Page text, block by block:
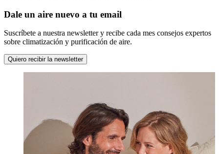
Dale un aire nuevo a tu email
Suscríbete a nuestra newsletter y recibe cada mes consejos expertos
sobre climatización y purificación de aire.
Quiero recibir la newsletter